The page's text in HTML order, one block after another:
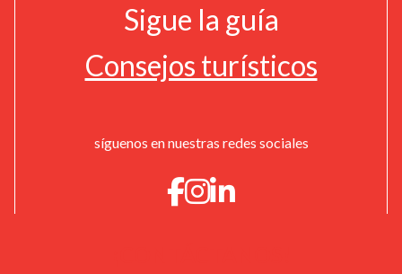
Sigue la guía
Consejos turísticos
síguenos en nuestras redes sociales